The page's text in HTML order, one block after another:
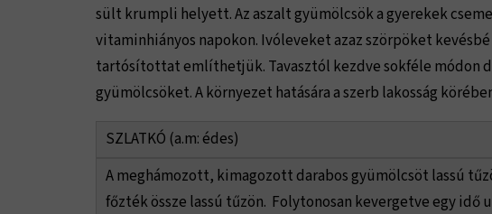
sült krumpli helyett. Az aszalt gyümölcsök a gyerekek
vitaminhiányos napokon. Ivóleveket azaz szörpöket
tartósítottat említhetjük. Tavasztól kezdve sokféle módon
gyümölcsöket. A környezet hatására a szerb lakosság
SZLATKÓ (a.m: édes)
A meghámozott, kimagozott darabos gyümölcsöt lassú
főzték össze lassú tűzön. Folytonosan kevergetve egy idő